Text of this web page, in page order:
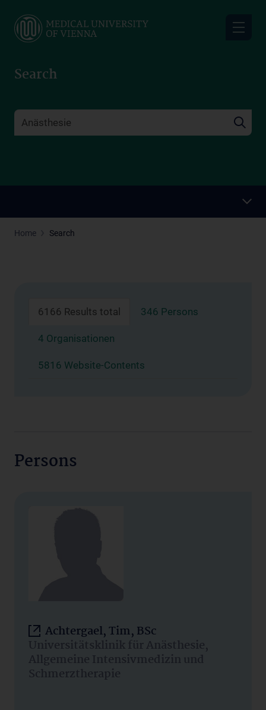
main
Search
Home Search
6166 Results total 346 Persons
4 Organisationen
5816 Website-Contents
Persons
Achtergael, Tim, BSc
Universitätsklinik für Anästhesie,
Allgemeine Intensivmedizin und
Schmerztherapie